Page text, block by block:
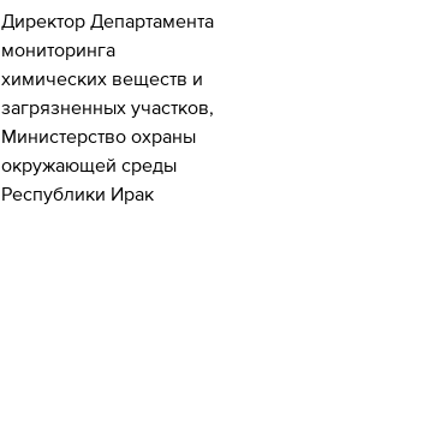
Директор Департамента
мониторинга
химических веществ и
загрязненных участков,
Министерство охраны
окружающей среды
Республики Ирак